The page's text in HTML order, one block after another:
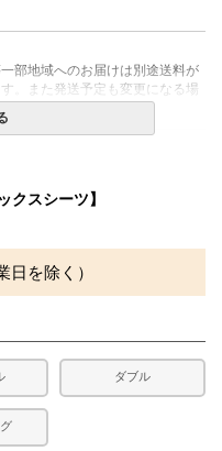
部地域へのお届けは別途送料が
。また発送予定も変更になる場
クスシーツ】
を除く）
ダブル